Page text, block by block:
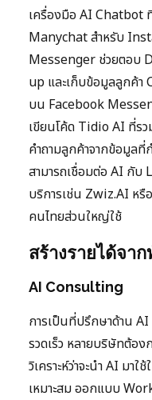
เครื่องมือ AI Chatbot
Manychat สำหรับ
Messenger ช่วยตอบ
up และเก็บข้อมูลลูกค้า
บน Facebook
เขียนโค้ด Tidio AI ที่ร
คำถามลูกค้าจากข้อมูลที่
สามารถเชื่อมต่อ AI กั
บริการเช่น Zwiz.AI ห
คนไทยส่วนใหญ่ใช้
สร้างรายได้จา
AI Consulting
การเป็นที่ปรึกษาด้าน AI
รวดเร็ว หลายบริษัทต้อ
วิเคราะห์ว่าจะนำ AI มา
เหมาะสม ออกแบบ